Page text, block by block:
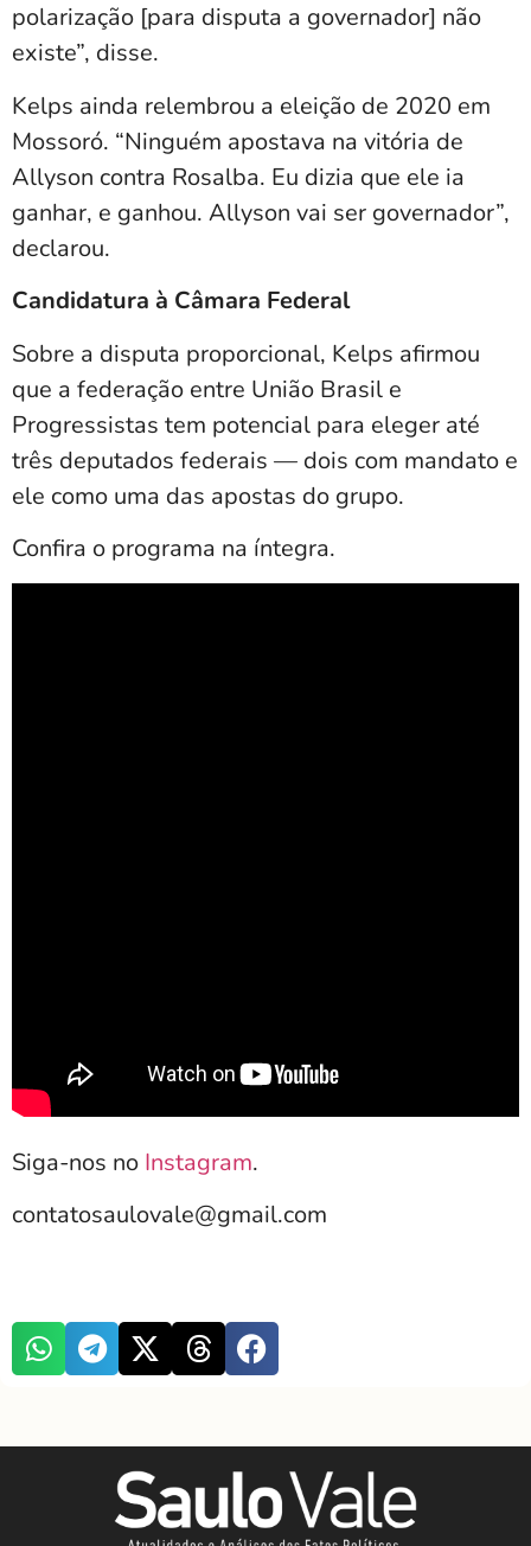
polarização [para disputa a governador] não
existe”, disse.
Kelps ainda relembrou a eleição de 2020 em
Mossoró. “Ninguém apostava na vitória de
Allyson contra Rosalba. Eu dizia que ele ia
ganhar, e ganhou. Allyson vai ser governador”,
declarou.
Candidatura à Câmara Federal
Sobre a disputa proporcional, Kelps afirmou
que a federação entre União Brasil e
Progressistas tem potencial para eleger até
três deputados federais — dois com mandato e
ele como uma das apostas do grupo.
Confira o programa na íntegra.
Siga-nos no Instagram.
contatosaulovale@gmail.com